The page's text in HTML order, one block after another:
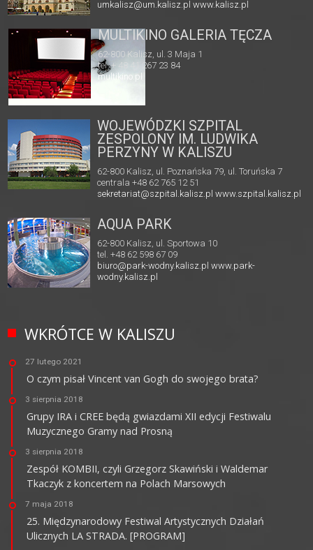
umkalisz@um.kalisz.plwww.kalisz.pl
MULTIKINO GALERIA TĘCZA
62-800 Kalisz, ul. 3 Maja 1
tel. + 48 41 267 23 84
multikino.pl
WOJEWÓDZKI SZPITAL
ZESPOLONY IM. LUDWIKA
PERZYNY W KALISZU
62-800 Kalisz, ul. Poznańska 79, ul. Toruńska 7
centrala +48 62 765 12 51
sekretariat@szpital.kalisz.pl www.szpital.kalisz.pl
AQUA PARK
62-800 Kalisz, ul. Sportowa 10
tel. +48 62 598 67 09
biuro@park-wodny.kalisz.pl www.park-
wodny.kalisz.pl
WKRÓTCE W KALISZU
27 lutego 2021
O czym pisał Vincent van Gogh do swojego brata?
3 sierpnia 2018
Grupy IRA i CREE będą gwiazdami XII edycji Festiwalu
Muzycznego Gramy nad Prosną
3 sierpnia 2018
Zespół KOMBII, czyli Grzegorz Skawiński i Waldemar
Tkaczyk z koncertem na Polach Marsowych
7 maja 2018
25. Międzynarodowy Festiwal Artystycznych Działań
Ulicznych LA STRADA. [PROGRAM]